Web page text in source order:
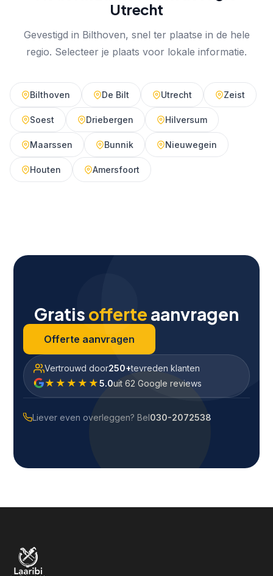
Utrecht
Gevestigd in Bilthoven, snel ter plaatse in de hele
regio. Selecteer je plaats voor lokale informatie.
Bilthoven De Bilt Utrecht Zeist
Soest Driebergen Hilversum
Maarssen Bunnik Nieuwegein
Houten Amersfoort
Gratis offerte aanvragen
Offerte aanvragen
Vertrouwd door250+tevreden klanten
★★★★★5.0uit 62 Google reviews
Liever even overleggen? Bel030-2072538